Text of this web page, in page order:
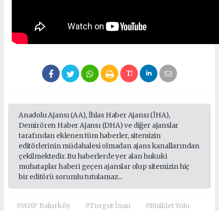
Anadolu Ajansı (AA), İhlas Haber Ajansı (İHA),
Demirören Haber Ajansı (DHA) ve diğer ajanslar
tarafından eklenen tüm haberler, sitemizin
editörlerinin müdahalesi olmadan ajans kanallarından
çekilmektedir. Bu haberlerde yer alan hukuki
muhataplar haberi geçen ajanslar olup sitemizin hiç
bir editörü sorumlu tutulamaz...
#MHP Bakırköy #Turgut İnan
#Bisiklet Yolu